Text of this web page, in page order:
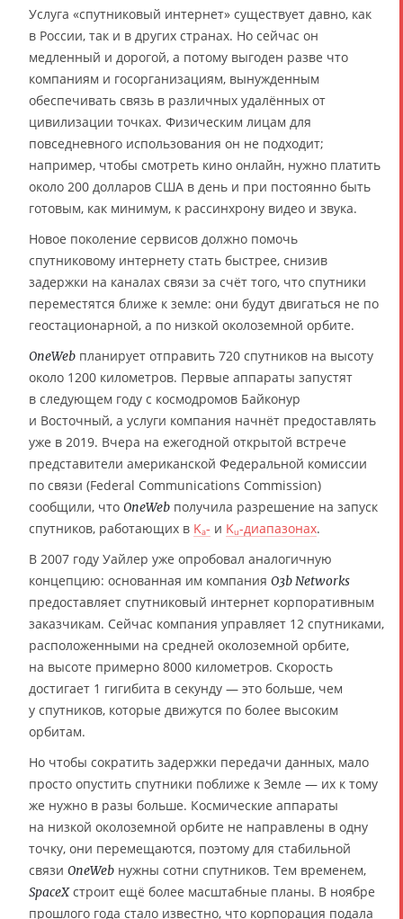
Услуга «спутниковый интернет» существует давно, как
в России, так и в других странах. Но сейчас он
медленный и дорогой, а потому выгоден разве что
компаниям и госорганизациям, вынужденным
обеспечивать связь в различных удалённых от
цивилизации точках. Физическим лицам для
повседневного использования он не подходит;
например, чтобы смотреть кино онлайн, нужно платить
около 200 долларов США в день и при постоянно быть
готовым, как минимум, к рассинхрону видео и звука.
Новое поколение сервисов должно помочь
спутниковому интернету стать быстрее, снизив
задержки на каналах связи за счёт того, что спутники
переместятся ближе к земле: они будут двигаться не по
геостационарной, а по низкой околоземной орбите.
OneWeb планирует отправить 720 спутников на высоту
около 1200 километров. Первые аппараты запустят
в следующем году с космодромов Байконур
и Восточный, а услуги компания начнёт предоставлять
уже в 2019. Вчера на ежегодной открытой встрече
представители американской Федеральной комиссии
по связи (Federal Communications Commission)
сообщили, что OneWeb получила разрешение на запуск
спутников, работающих в Ka‐ и Ku-диапазонах.
В 2007 году Уайлер уже опробовал аналогичную
концепцию: основанная им компания O3b Networks
предоставляет спутниковый интернет корпоративным
заказчикам. Сейчас компания управляет 12 спутниками,
расположенными на средней околоземной орбите,
на высоте примерно 8000 километров. Скорость
достигает 1 гигибита в секунду — это больше, чем
у спутников, которые движутся по более высоким
орбитам.
Но чтобы сократить задержки передачи данных, мало
просто опустить спутники поближе к Земле — их к тому
же нужно в разы больше. Космические аппараты
на низкой околоземной орбите не направлены в одну
точку, они перемещаются, поэтому для стабильной
связи OneWeb нужны сотни спутников. Тем временем,
SpaceXстроит ещё более масштабные планы. В ноябре
прошлого года стало известно, что корпорация подала